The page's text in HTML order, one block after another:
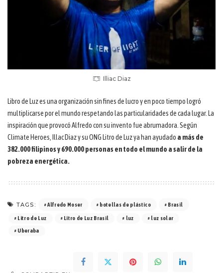
Illiac Diaz
Libro de Luz es una organización sin fines de lucro y en poco tiempo logró
multiplicarse por el mundo respetando las particularidades de cada lugar. La
inspiración que provocó Alfredo con su invento fue abrumadora. Según
Climate Heroes, Illac Diaz y su ONG Litro de Luz ya han ayudado a más de
382.000 filipinos y 690.000 personas en todo el mundo a salir de la
pobreza energética.
TAGS: Alfredo Moser botellas de plástico Brasil
Litro de Luz Litro de Luz Brasil luz luz solar
Uberaba